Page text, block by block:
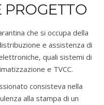
PROGETTO
che si occupa della
e assistenza di
quali sistemi di
e TVCC.
consisteva nella
alla stampa di un